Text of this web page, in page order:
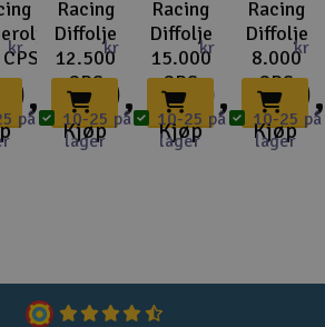
kr
på
Racing
Diffolje
12.500
CPS
kr
69,-
Kjøp
10-25 på
lager
Racing
Diffolje
15.000
CPS
kr
69,-
Kjøp
10-25 på
lager
Racing
Diffolje
8.000
CPS
kr
69,-
Kjøp
10-25 på
lager